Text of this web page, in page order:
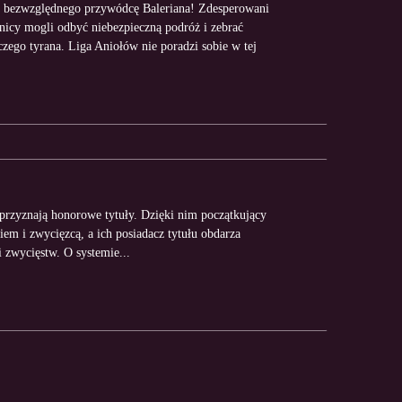
przywódcę Baleriana! Zdesperowani
mogli odbyć niebezpieczną podróż i zebrać
tyrana. Liga Aniołów nie poradzi sobie w tej
honorowe tytuły. Dzięki nim początkujący
i zwycięzcą, a ich posiadacz tytułu obdarza
O systemie...